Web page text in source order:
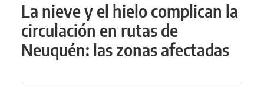
La nieve y el hielo complican la
circulación en rutas de
Neuquén: las zonas afectadas